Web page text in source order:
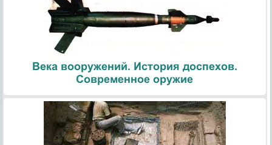
Века вооружений. История доспехов.
Современное оружие